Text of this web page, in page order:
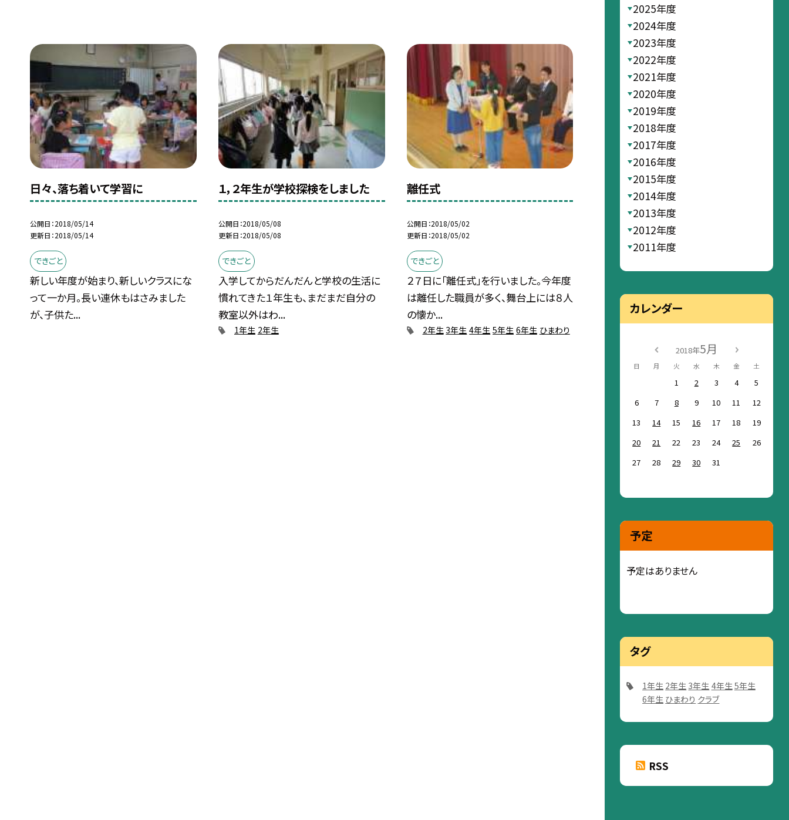
日々、落ち着いて学習に
公開日 2018/05/14
更新日 2018/05/14
できごと
新しい年度が始まり、新しいクラスにな
って一か月。長い連休もはさみました
が、子供た...
１，２年生が学校探検をしました
公開日 2018/05/08
更新日 2018/05/08
できごと
入学してからだんだんと学校の生活に
慣れてきた１年生も、まだまだ自分の
教室以外はわ...
1年生 2年生
離任式
公開日 2018/05/02
更新日 2018/05/02
できごと
２７日に「離任式」を行いました。今年度
は離任した職員が多く、舞台上には８人
の懐か...
2年生 3年生 4年生 5年生 6年生 ひまわり
2025年度
2024年度
2023年度
2022年度
2021年度
2020年度
2019年度
2018年度
2017年度
2016年度
2015年度
2014年度
2013年度
2012年度
2011年度
カレンダー
2018年5月
日 月 火 水 木 金 土
1 2 3 4
5
6
7 8 9 10 11
12
13
14 15 16 17 18
19
20
21 22 23 24 25
26
27
28 29 30 31
予定
予定はありません
タグ
1年生 2年生 3年生 4年生 5年生
6年生 ひまわり クラブ
RSS